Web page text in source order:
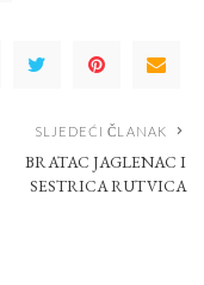
SLJEDEĆI ČLANAK
BRATAC JAGLENAC I
SESTRICA RUTVICA